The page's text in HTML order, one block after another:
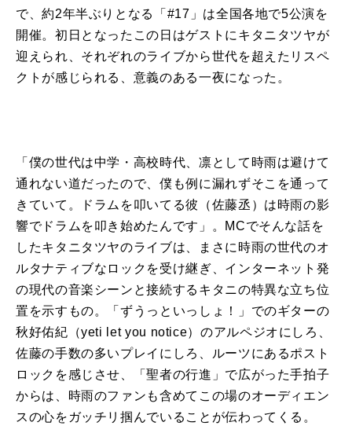
で、約2年半ぶりとなる「 #17 」は全国各地で5公演を
開催。初日となったこの日はゲストに キタニタツヤが
迎えられ、それぞれのライブから世代を超えたリスペ
クトが感じられる、意義のある一夜になった。
「僕の世代は中学・高校時代、 凛として 時雨は避けて
通れない道だったので、僕も例に漏れずそこを通って
きていて。ドラムを叩いてる彼（佐藤丞）は時雨の影
響でドラムを叩き始めたんです」。
MCでそんな話を
したキタニタツヤのライブは、まさに 時雨の世代のオ
ルタナティブなロックを受け継ぎ、インターネット発
の現代の音楽シーンと接続するキタニの特異な立ち位
置を示すもの。「ずうっといっしょ！」でのギターの
秋好佑紀（yeti let you notice）のアルペジオにしろ、
佐藤の手数の多いプレイにしろ、ルーツにあるポスト
ロックを感じさせ、「聖者の行進」で広がった手拍子
からは、 時雨のファンも含めてこの場のオーディエン
スの心をガッチリ掴んでいることが伝わってくる。